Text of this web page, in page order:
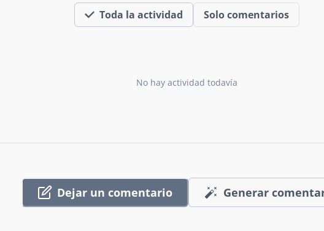
Toda la actividad Solo comentarios
No hay actividad todavía
Dejar un comentario Generar